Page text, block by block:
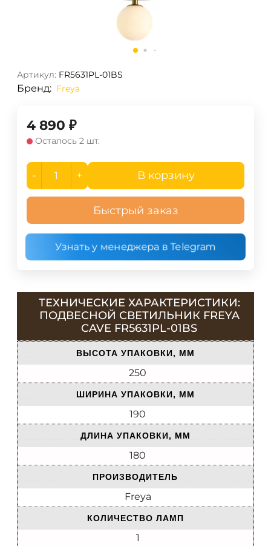
Артикул: FR5631PL-01BS
Бренд: Freya
4 890 ₽
Осталось 2 шт.
- + В корзину
Быстрый заказ
Узнать у менеджера в Telegram
ТЕХНИЧЕСКИЕ ХАРАКТЕРИСТИКИ:
ПОДВЕСНОЙ СВЕТИЛЬНИК FREYA
CAVE FR5631PL-01BS
ВЫСОТА УПАКОВКИ, ММ
250
ШИРИНА УПАКОВКИ, ММ
190
ДЛИНА УПАКОВКИ, ММ
180
ПРОИЗВОДИТЕЛЬ
Freya
КОЛИЧЕСТВО ЛАМП
1